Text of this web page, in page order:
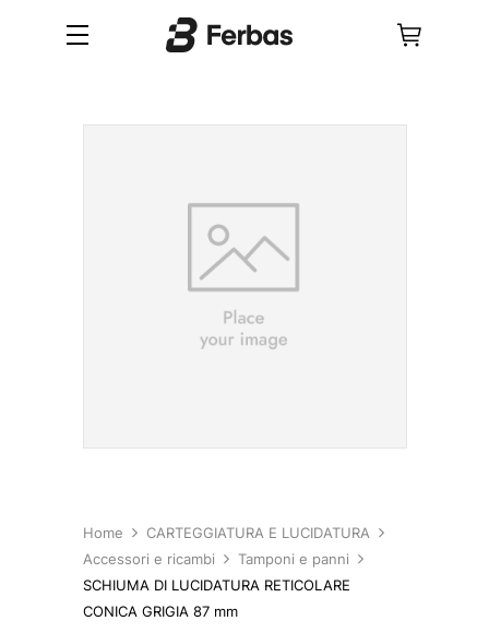
Home
CARTEGGIATURA E LUCIDATURA
Accessori e ricambi
Tamponi e panni
SCHIUMA DI LUCIDATURA RETICOLARE
CONICA GRIGIA 87 mm